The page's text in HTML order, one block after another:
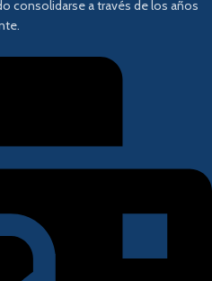
consolidarse a través de los años